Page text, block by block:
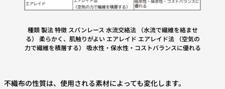
種類 製法 特徴 スパンレース 水流交絡法 （水流で繊維を絡ませ
る） 柔らかく、肌触りがよい エアレイド エアレイド法 （空気の
力で繊維を積層する） 吸水性・保水性・コストバランスに優れる
不織布の性質は、使用される素材によっても変化します。